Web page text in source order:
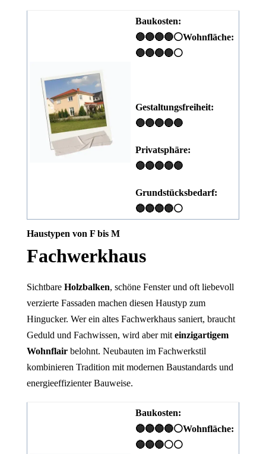
Baukosten:
🔵🔵🔵🔵⚪Wohnfläche:
🔵🔵🔵🔵⚪
Gestaltungsfreiheit:
🔵🔵🔵🔵🔵
Privatsphäre:
🔵🔵🔵🔵🔵
Grundstücksbedarf:
🔵🔵🔵🔵⚪
Haustypen von F bis M
Fachwerkhaus
Sichtbare Holzbalken, schöne Fenster und oft liebevoll
verzierte Fassaden machen diesen Haustyp zum
Hingucker. Wer ein altes Fachwerkhaus saniert, braucht
Geduld und Fachwissen, wird aber mit einzigartigem
Wohnflairbelohnt. Neubauten im Fachwerkstil
kombinieren Tradition mit modernen Baustandards und
energieeffizienter Bauweise.
Baukosten:
🔵🔵🔵🔵⚪Wohnfläche:
🔵🔵🔵⚪⚪